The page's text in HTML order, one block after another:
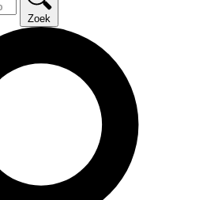
Zoek